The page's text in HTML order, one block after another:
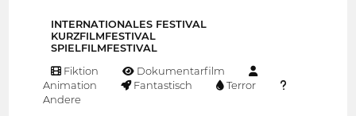
INTERNATIONALES FESTIVAL
KURZFILMFESTIVAL
SPIELFILMFESTIVAL
Fiktion
Dokumentarfilm
Animation
Fantastisch
Terror
Andere